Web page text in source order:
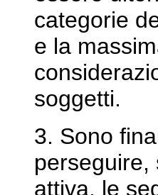
categorie
e la
soggetti.
3. Sono
perseguire,
attiva, le